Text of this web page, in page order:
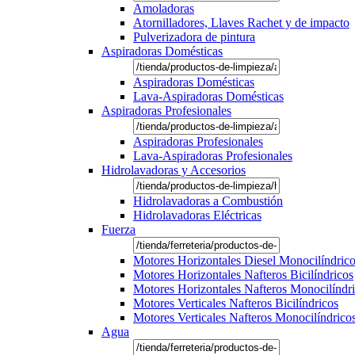
Amoladoras
Atornilladores, Llaves Rachet y de impacto
Pulverizadora de pintura
Aspiradoras Domésticas
Aspiradoras Domésticas
Lava-Aspiradoras Domésticas
Aspiradoras Profesionales
Aspiradoras Profesionales
Lava-Aspiradoras Profesionales
Hidrolavadoras y Accesorios
Hidrolavadoras a Combustión
Hidrolavadoras Eléctricas
Fuerza
Motores Horizontales Diesel
Motores Horizontales Nafteros Bicilíndricos
Motores Horizontales Nafteros
Motores Verticales Nafteros Bicilíndricos
Motores Verticales Nafteros
Agua